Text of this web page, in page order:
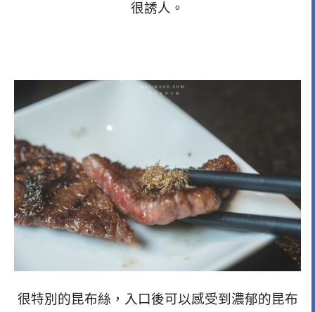
很誘人。
很特別的昆布絲，入口後可以感受到濃郁的昆布